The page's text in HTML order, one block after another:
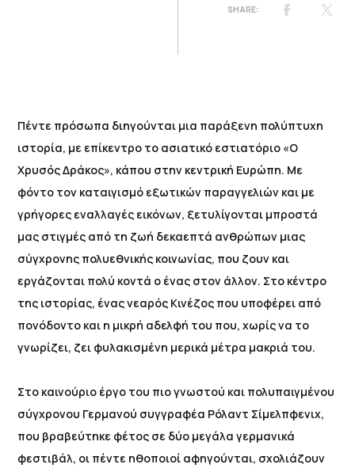
Πέντε πρόσωπα διηγούνται μια παράξενη πολύπτυχη
ιστορία, με επίκεντρο το ασιατικό εστιατόριο «Ο
Χρυσός Δράκος», κάπου στην κεντρική Ευρώπη. Με
φόντο τον καταιγισμό εξωτικών παραγγελιών και με
γρήγορες εναλλαγές εικόνων, ξετυλίγονται μπροστά
μας στιγμές από τη ζωή δεκαεπτά ανθρώπων μιας
σύγχρονης πολυεθνικής κοινωνίας, που ζουν και
εργάζονται πολύ κοντά ο ένας στον άλλον. Στο κέντρο
της ιστορίας, ένας νεαρός Κινέζος που υποφέρει από
πονόδοντο και η μικρή αδελφή του που, χωρίς να το
γνωρίζει, ζει φυλακισμένη μερικά μέτρα μακριά του.
Στο καινούριο έργο του πιο γνωστού και πολυπαιγμένου
σύγχρονου Γερμανού συγγραφέα Ρόλαντ Σίμελπφενιχ,
που βραβεύτηκε φέτος σε δύο μεγάλα γερμανικά
φεστιβάλ, οι πέντε ηθοποιοί αφηγούνται, σχολιάζουν